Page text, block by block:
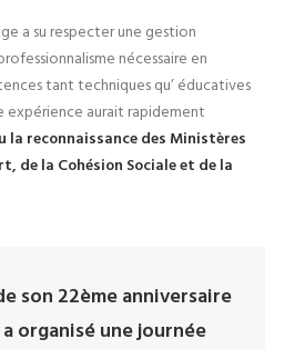
a su respecter une gestion
nécessaire en
tant techniques qu’ éducatives
expérience aurait rapidement
la reconnaissance des Ministères
de la Cohésion Sociale et de la
son 22ème anniversaire
a organisé une journée